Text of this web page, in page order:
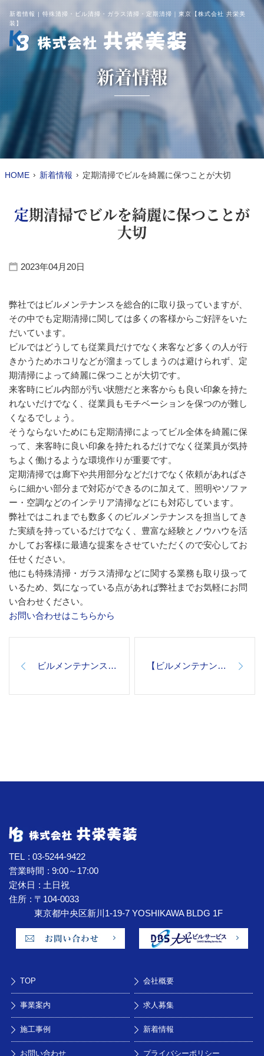
新着情報 | 特殊清掃・ビル清掃・ガラス清掃・定期清掃｜東京【株式会社 共栄美
装】
新着情報
HOME 新着情報 定期清掃でビルを綺麗に保つことが大切
定期清掃でビルを綺麗に保つことが
大切
2023年04月20日
弊社ではビルメンテナンスを総合的に取り扱っていますが、
その中でも定期清掃に関しては多くの客様からご好評をいた
だいています。
ビルではどうしても従業員だけでなく来客など多くの人が行
きかうためホコリなどが溜まってしまうのは避けられず、定
期清掃によって綺麗に保つことが大切です。
来客時にビル内部が汚い状態だと来客からも良い印象を持た
れないだけでなく、従業員もモチベーションを保つのが難し
くなるでしょう。
そうならないためにも定期清掃によってビル全体を綺麗に保
って、来客時に良い印象を持たれるだけでなく従業員が気持
ちよく働けるような環境作りが重要です。
定期清掃では廊下や共用部分などだけでなく依頼があればさ
らに細かい部分まで対応ができるのに加えて、照明やソファ
ー・空調などのインテリア清掃などにも対応しています。
弊社ではこれまでも数多くのビルメンテナンスを担当してき
た実績を持っているだけでなく、豊富な経験とノウハウを活
かしてお客様に最適な提案をさせていただくので安心してお
任せください。
他にも特殊清掃・ガラス清掃などに関する業務も取り扱って
いるため、気になっている点があれば弊社までお気軽にお問
い合わせください。
お問い合わせはこちらから
ビルメンテナンスでお困りならご相談ください 【ビルメンテナンス】定期清掃で綺麗に保つ
TEL
03-5244-9422
営業時間
9:00～17:00
定休日
土日祝
住所
〒104-0033
東京都中央区新川1-19-7 YOSHIKAWA BLDG 1F
TOP 会社概要
事業案内 求人募集
施工事例 新着情報
お問い合わせ プライバシーポリシー